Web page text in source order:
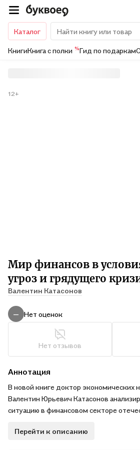
Каталог
КнигиКнига с полки %Гид по подаркам
Мир финансов в
угроз и грядущего
Валентин Катасонов
12+
— Нет оценок
Нет отзывов
Аннотация
В новой книге доктор экономических
Валентин Юрьевич Катасонов
ситуацию в финансовом секторе
Перейти к описанию